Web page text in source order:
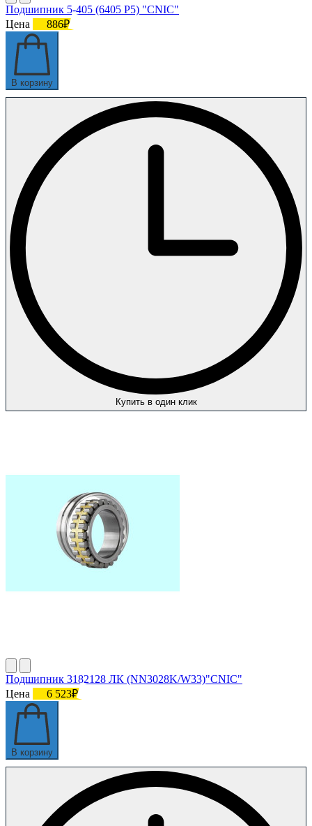
Подшипник 5-405 (6405 P5) "CNIC"
Цена
886₽
В корзину
Купить в один клик
Подшипник 3182128 ЛК (NN3028K/W33)"СNIC"
Цена
6 523₽
В корзину